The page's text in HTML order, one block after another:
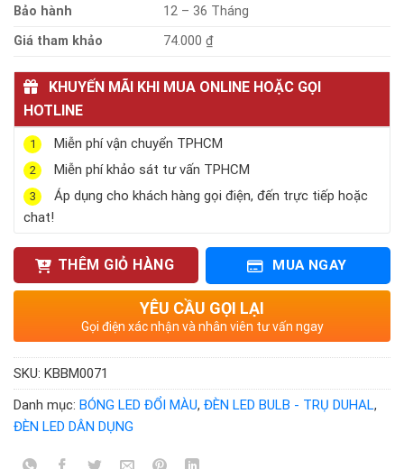
Bảo hành
12 – 36 Tháng
Giá tham khảo
74.000 ₫
KHUYẾN MÃI KHI MUA ONLINE HOẶC GỌI
HOTLINE
1 Miễn phí vận chuyển TPHCM
2 Miễn phí khảo sát tư vấn TPHCM
3
Áp dụng cho khách hàng gọi điện, đến trực tiếp hoặc
chat!
THÊM GIỎ HÀNG MUA NGAY
YÊU CẦU GỌI LẠI
Gọi điện xác nhận và nhân viên tư vấn ngay
SKU: KBBM0071
Danh mục: BÓNG LED ĐỔI MÀU, ĐÈN LED BULB - TRỤ DUHAL,
ĐÈN LED DÂN DỤNG